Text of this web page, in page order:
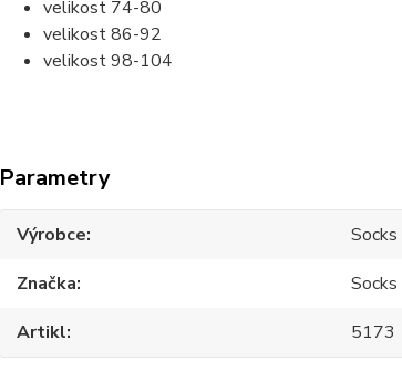
velikost 74-80
velikost 86-92
velikost 98-104
Parametry
Výrobce
Značka
Socks
Artikl
5173